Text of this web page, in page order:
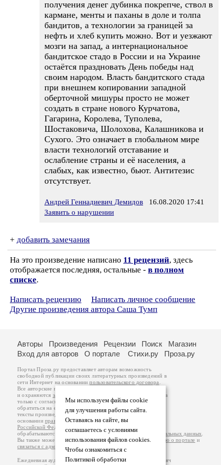
получения денег дубинка покрепче, ствол в
кармане, менты и паханы в доле и толпа
бандитов, а технологии за границей за
нефть и хлеб купить можно. Вот и уезжают
мозги на запад, а интернациональное
бандитское стадо в России и на Украине
остаётся праздновать День победы над
своим народом. Власть бандитского стада
при внешнем копировании западной
оберточной мишуры просто не может
создать в стране нового Курчатова,
Гагарина, Королева, Туполева,
Шостаковича, Шолохова, Калашникова и
Сухого. Это означает в глобальном мире
власти технологий отставание и
ослабление страны и её населения, а
слабых, как известно, бьют. Антитезис
отсутствует.
Андрей Геннадиевич Демидов 16.08.2020 17:41
Заявить о нарушении
+ добавить замечания
На это произведение написано 11 рецензий, здесь
отображается последняя, остальные - в полном
списке.
Написать рецензию
Написать личное сообщение
Другие произведения автора Саша Тумп
Мы используем файлы cookie
для улучшения работы сайта.
Оставаясь на сайте, вы
соглашаетесь с условиями
использования файлов cookies.
Чтобы ознакомиться с
Политикой обработки
Авторы Произведения Рецензии Поиск
Магазин
Вход для авторов
О портале Стихи.ру Проза.ру
Портал Проза.ру предоставляет авторам возможность
свободной публикации своих литературных произведений в
сети Интернет на основаниипользовательского договора
Все авторские права на произведения принадлежат авторам
и охраняются законом
. Перепечатка произведений возможна
только с согласия его автора, к которому вы можете
обратиться на его авторской странице. Ответственность за
тексты произведений авторы несут самостоятельно на
основанииправил публикацииизаконодательства
Российской Федерации
обрабатываются на основанииПолитики обработки персональных данных
Вы также можете посмотреть более подробнуюинформацию о портале и
связаться с администрацией
Ежедневная аудитория портала Проза.ру – порядка 100 тысяч